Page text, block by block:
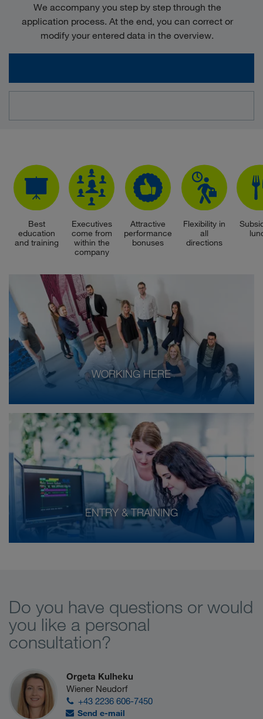
We accompany you step by step through the
application process. At the end, you can correct or
modify your entered data in the overview.
Best
education
and training
Executives
come from
within the
company
Attractive
performance
bonuses
Flexibility in
all
directions
WORKING HERE
ENTRY & TRAINING
Do you have questions or would
you like a personal
consultation?
Orgeta Kulheku
Wiener Neudorf
+43 2236 606-7450
Send e-mail